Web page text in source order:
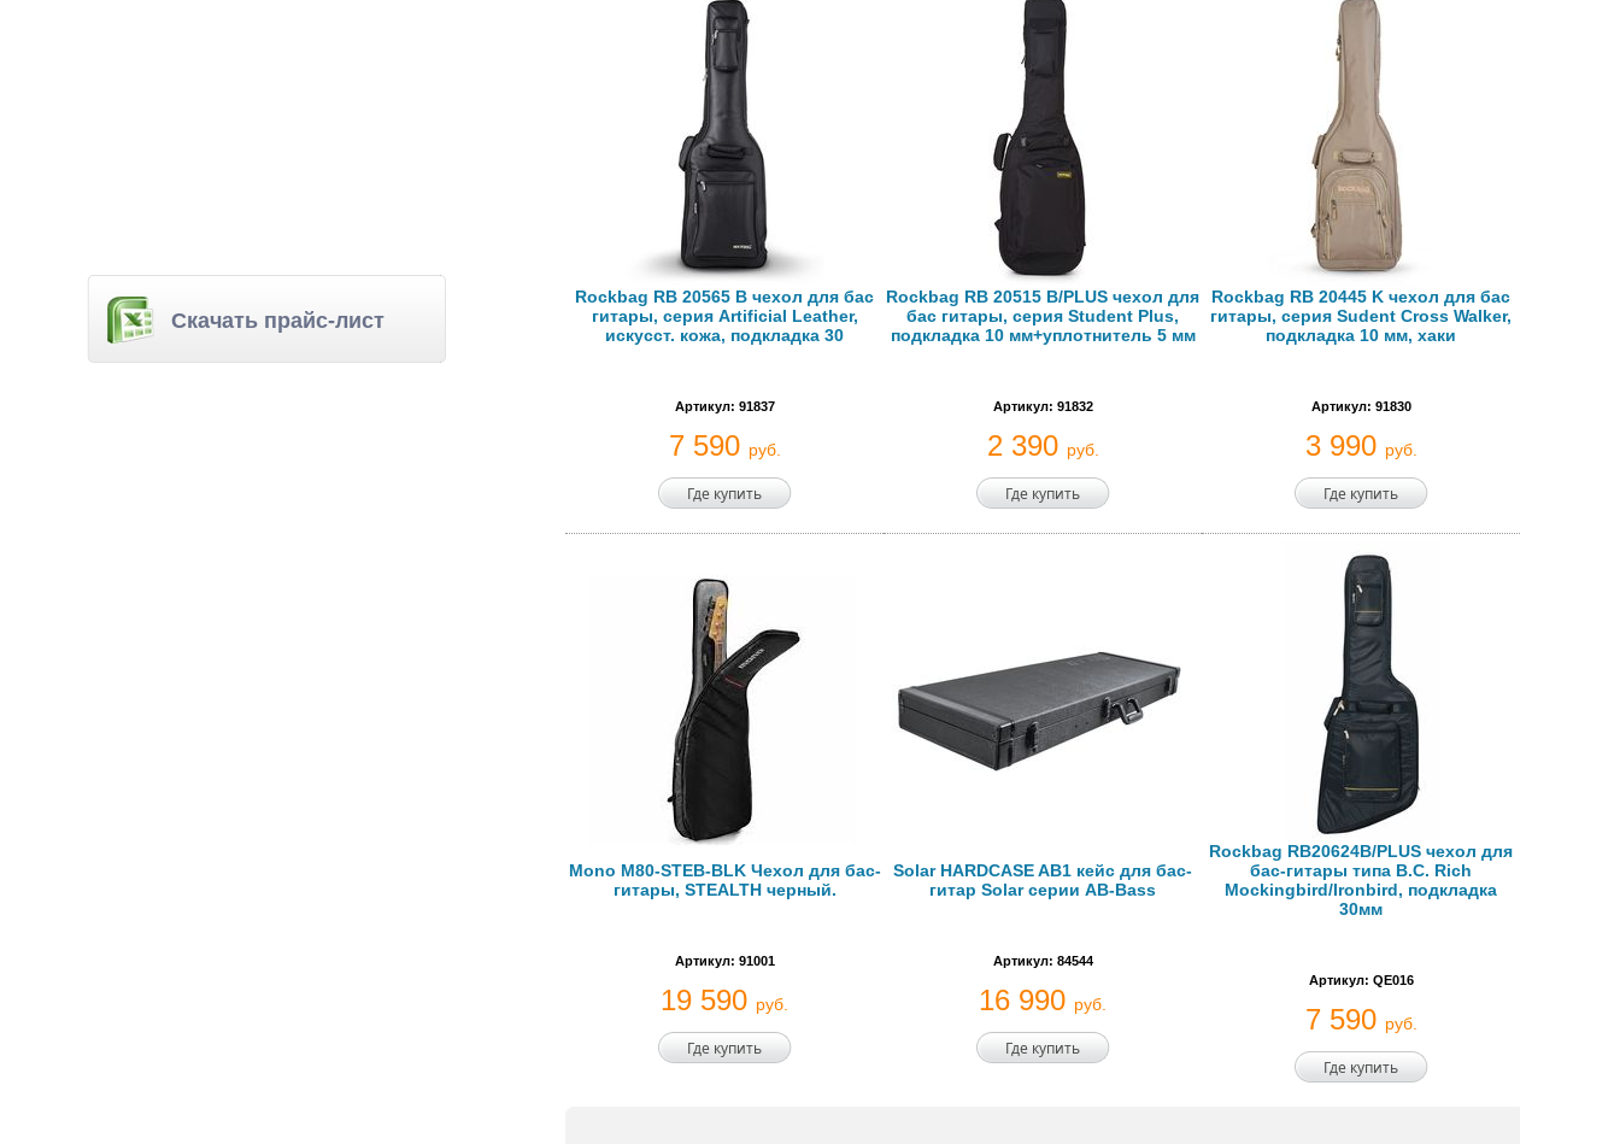
Скачать прайс-лист
Rockbag RB 20565 B чехол для бас
гитары, серия Artificial Leather,
искусст. кожа, подкладка 30
Артикул: 91837
7 590 руб.
Где купить
Rockbag RB 20515 B/PLUS чехол для
бас гитары, серия Student Plus,
подкладка 10 мм+уплотнитель 5 мм
Артикул: 91832
2 390 руб.
Где купить
Rockbag RB 20445 K чехол для бас
гитары, серия Sudent Cross Walker,
подкладка 10 мм, хаки
Артикул: 91830
3 990 руб.
Где купить
Mono M80-STEB-BLK Чехол для бас-
гитары, STEALTH черный.
Артикул: 91001
19 590 руб.
Где купить
Solar HARDCASE AB1 кейс для бас-
гитар Solar серии AB-Bass
Артикул: 84544
16 990 руб.
Где купить
Rockbag RB20624B/PLUS чехол для
бас-гитары типа B.C. Rich
Mockingbird/Ironbird, подкладка
30мм
Артикул: QE016
7 590 руб.
Где купить